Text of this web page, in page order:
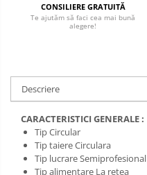
Pantaloni scurti
Veste
CONSILIERE GRATUITĂ
Te ajutăm să faci cea mai bună
alegere!
Descriere
CARACTERISTICI GENERALE :
Tip Circular
Tip taiere Circulara
Tip lucrare Semiprofesional
Tip alimentare La retea